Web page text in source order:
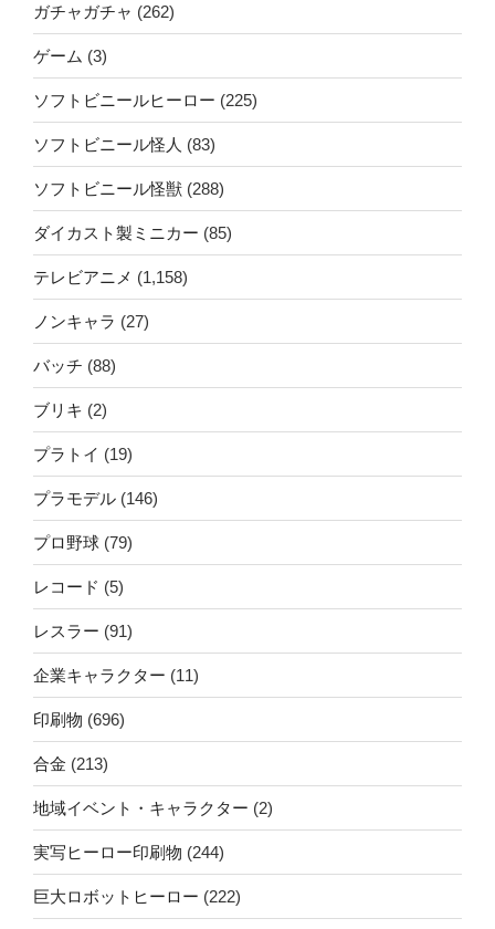
ガチャガチャ (262)
ゲーム (3)
ソフトビニールヒーロー (225)
ソフトビニール怪人 (83)
ソフトビニール怪獣 (288)
ダイカスト製ミニカー (85)
テレビアニメ (1,158)
ノンキャラ (27)
バッチ (88)
ブリキ (2)
プラトイ (19)
プラモデル (146)
プロ野球 (79)
レコード (5)
レスラー (91)
企業キャラクター (11)
印刷物 (696)
合金 (213)
地域イベント・キャラクター (2)
実写ヒーロー印刷物 (244)
巨大ロボットヒーロー (222)